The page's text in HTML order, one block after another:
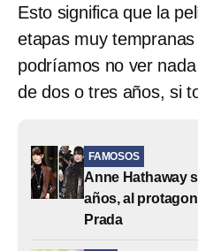
Esto significa que la
etapas muy
podríamos no ver
de dos o tres años, si
FAMOSOS
Anne Hathaway
años, al
Prada